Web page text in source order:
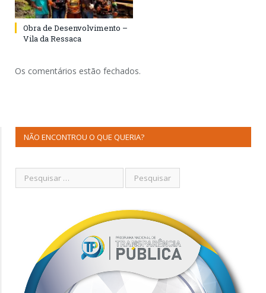
Obra de Desenvolvimento –
Vila da Ressaca
Os comentários estão fechados.
NÃO ENCONTROU O QUE QUERIA?